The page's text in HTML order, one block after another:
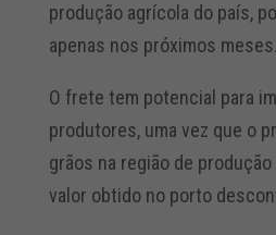
produção agrícola do país,
apenas nos próximos meses.
O frete tem potencial para
produtores, uma vez que o
grãos na região de
valor obtido no porto